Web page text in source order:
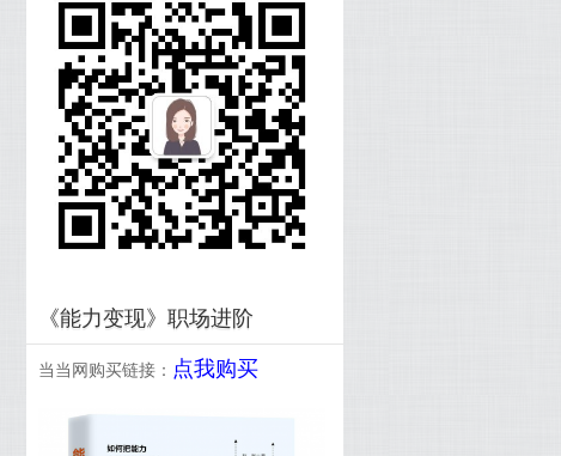
《能力变现》职场进阶
当当网购买链接： 点我购买